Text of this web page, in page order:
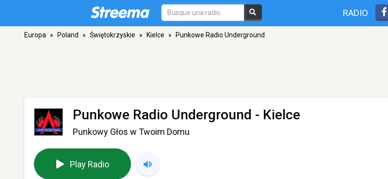
RADIO
Europa » Poland » Świętokrzyskie » Kielce » Punkowe Radio Underground
Punkowe Radio Underground - Kielce
Punkowy Głos w Twoim Domu
Play Radio